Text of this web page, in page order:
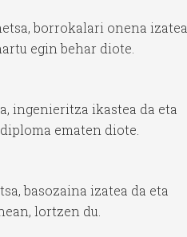
borrokalari onena izatea
egin behar diote.
ingenieritza ikastea da eta
ematen diote.
basozaina izatea da eta
lortzen du.